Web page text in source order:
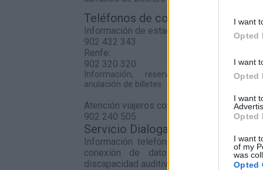
I want
Opted
I want
Opted
I want
Opted
I want
of my
was
Opted
Teléfonos de contacto
Información de estaciones
902 432 343
Renfe:
902 320 320
Información, reserva, venta, cambio
anulación de billetes
Atención viajeros con discapacidad
902 240 505
Servicio Dialoga:
Información telefónica de Adif a través
conexión de datos para personas
discapacidad auditiva.